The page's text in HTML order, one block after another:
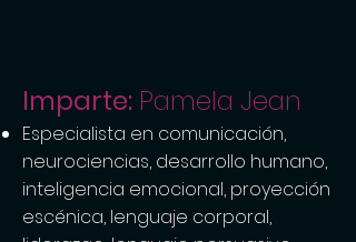
Imparte: Pamela Jean
Especialista en comunicación,
neurociencias, desarrollo humano,
inteligencia emocional, proyección
escénica, lenguaje corporal,